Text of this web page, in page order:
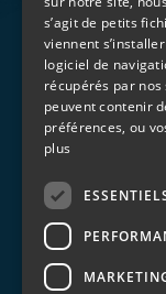
Notre organisation
L’équipe
Les atouts du
associatif
NOS ARTICLES
Retraite
Prévoyance
Dépendance
Aidants
s’agit de petits
viennent
logiciel de
récupérés par nos
peuvent contenir
préférences, ou
plus